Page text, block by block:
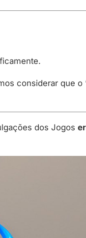
considerar que o
dos Jogos